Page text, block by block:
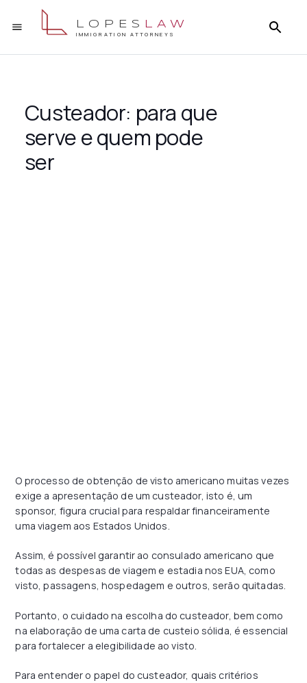
LOPES LAW
IMMIGRATION ATTORNEYS
Custeador: para que
serve e quem pode
ser
O processo de obtenção de visto americano muitas vezes
exige a apresentação de um custeador, isto é, um
sponsor, figura crucial para respaldar financeiramente
uma viagem aos Estados Unidos.
Assim, é possível garantir ao consulado americano que
todas as despesas de viagem e estadia nos EUA, como
visto, passagens, hospedagem e outros, serão quitadas.
Portanto, o cuidado na escolha do custeador, bem como
na elaboração de uma carta de custeio sólida, é essencial
para fortalecer a elegibilidade ao visto.
Para entender o papel do custeador, quais critérios